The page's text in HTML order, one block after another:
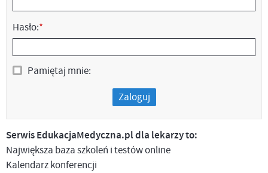
Hasło:*
Pamiętaj mnie:
Zaloguj
Serwis EdukacjaMedyczna.pl dla lekarzy to:
Największa baza szkoleń i testów online
Kalendarz konferencji